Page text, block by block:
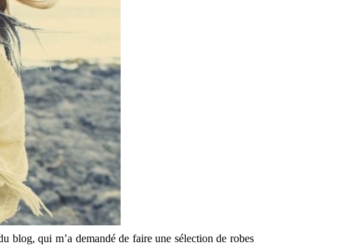
blog, qui m’a demandé de faire une sélection de robes